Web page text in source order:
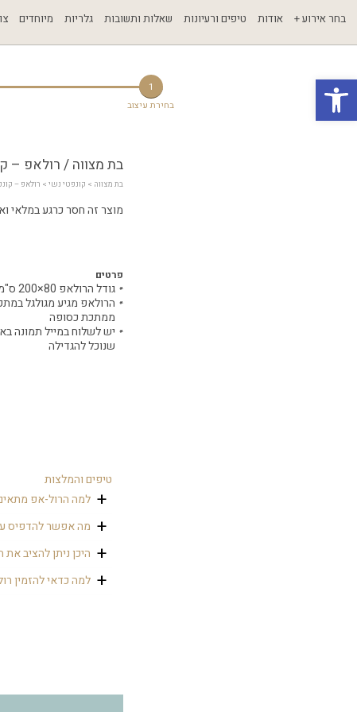
פתח סרגל נגישות
בחר אירוע + אודות טיפים ורעיונות שאלות ותשובות גלריות מיוחדים
1
בחירת עיצוב
בת מצווה / רולאפ –
בת מצווה > קונפטי נשי > רולאפ –
מוצר זה חסר כרגע במלאי
פרטים
גודל הרולאפ 80×200 ס"מ
הרולאפ מגיע מגולגל
ממתכת כסופה
יש לשלוח במייל תמונה
שנוכל להגדילה
טיפים והמלצות
למה הרול-אפ
רול-אפ הוא מתקן
לנייד אותו בקלות
מה אפשר להדפיס
על הרול-אפ אפשר
היכן ניתן להציב
את הרול-אפ ניתן
למה כדאי להזמין